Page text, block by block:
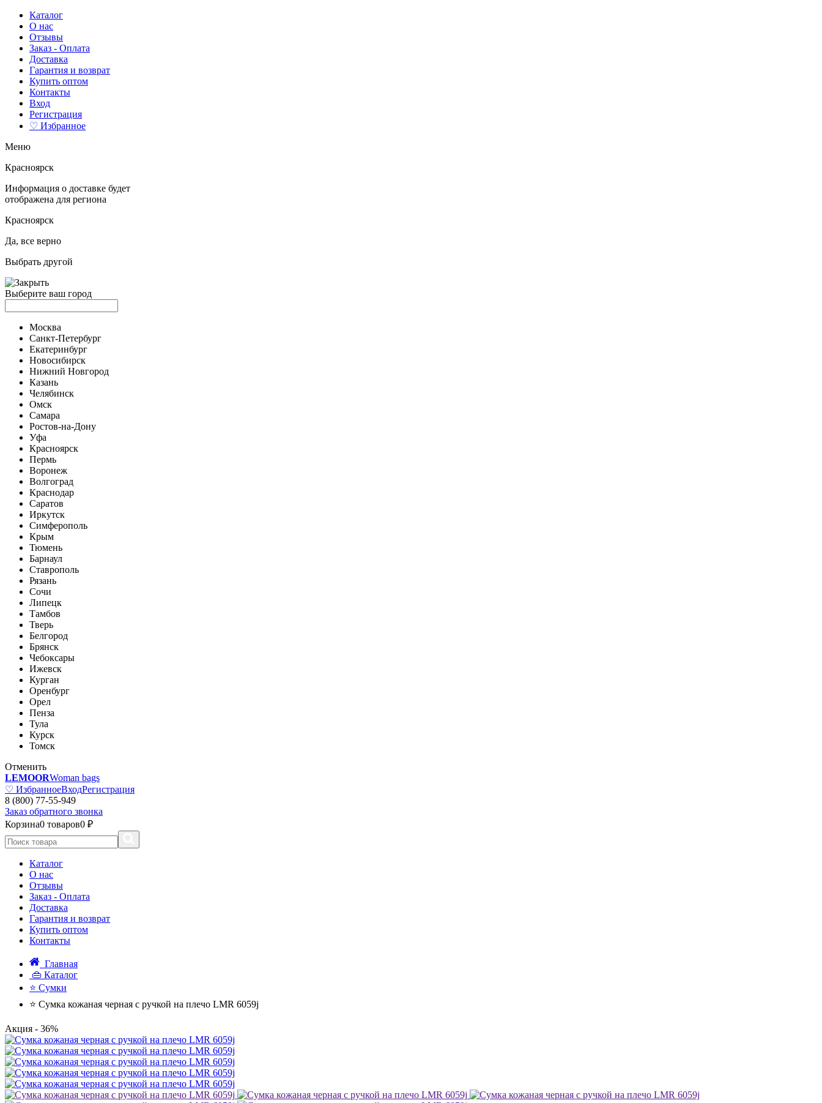
Каталог
О нас
Отзывы
Заказ - Оплата
Доставка
Гарантия и возврат
Купить оптом
Контакты
Вход
Регистрация
♡ Избранное
Меню
Красноярск
Информация о доставке будет
отображена для региона
Красноярск
Да, все верно
Выбрать другой
Выберите ваш город
Москва
Санкт-Петербург
Екатеринбург
Новосибирск
Нижний Новгород
Казань
Челябинск
Омск
Самара
Ростов-на-Дону
Уфа
Красноярск
Пермь
Воронеж
Волгоград
Краснодар
Саратов
Иркутск
Симферополь
Крым
Тюмень
Барнаул
Ставрополь
Рязань
Сочи
Липецк
Тамбов
Тверь
Белгород
Брянск
Чебоксары
Ижевск
Курган
Оренбург
Орел
Пенза
Тула
Курск
Томск
Отменить
LEMOORWoman bags
♡ ИзбранноеВходРегистрация
8 (800) 77-55-949
Заказ обратного звонка
Корзина0 товаров0 ₽
Каталог
О нас
Отзывы
Заказ - Оплата
Доставка
Гарантия и возврат
Купить оптом
Контакты
Главная
👜 Каталог
⭐ Сумки
⭐ Сумка кожаная черная с ручкой на плечо LMR 6059j
Акция - 36%